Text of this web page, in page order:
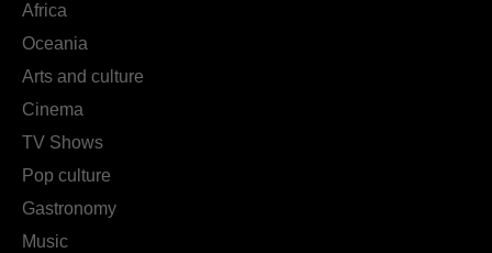
Africa
Oceania
Arts and culture
Cinema
TV Shows
Pop culture
Gastronomy
Music